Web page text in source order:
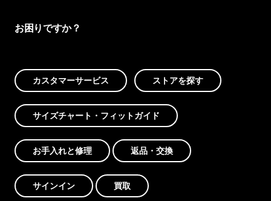
お困りですか？
カスタマーサービス ストアを探す
サイズチャート・フィットガイド
お手入れと修理 返品・交換
サインイン 買取